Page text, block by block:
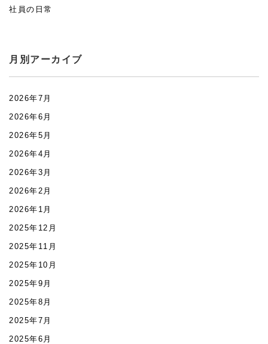
社員の日常
月別アーカイブ
2026年7月
2026年6月
2026年5月
2026年4月
2026年3月
2026年2月
2026年1月
2025年12月
2025年11月
2025年10月
2025年9月
2025年8月
2025年7月
2025年6月